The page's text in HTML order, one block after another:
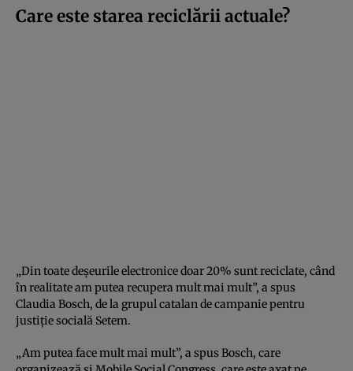
Care este starea reciclării actuale?
„Din toate deșeurile electronice doar 20% sunt reciclate, când
în realitate am putea recupera mult mai mult”, a spus
Claudia Bosch, de la grupul catalan de campanie pentru
justiție socială Setem.
„Am putea face mult mai mult”, a spus Bosch, care